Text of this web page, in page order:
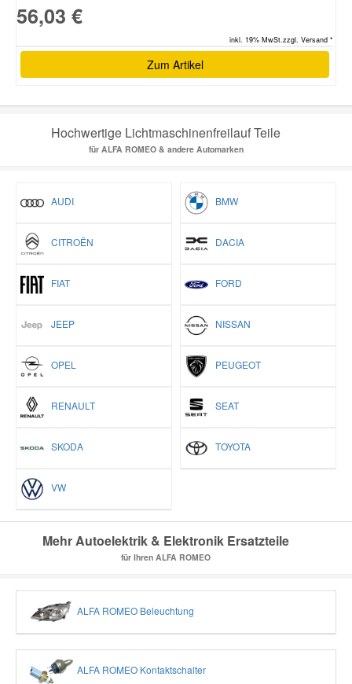
56,03 €
inkl. 19% MwSt.zzgl. Versand *
Zum Artikel
Hochwertige Lichtmaschinenfreilauf Teile
für ALFA ROMEO & andere Automarken
AUDI BMW
CITROËN DACIA
FIAT FORD
JEEP NISSAN
OPEL PEUGEOT
RENAULT SEAT
SKODA TOYOTA
VW
Mehr Autoelektrik & Elektronik Ersatzteile
für Ihren ALFA ROMEO
ALFA ROMEO Beleuchtung
ALFA ROMEO Kontaktschalter